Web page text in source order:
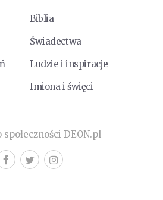
Biblia
Świadectwa
Ludzie i inspiracje
Imiona i święci
społeczności DEON.pl